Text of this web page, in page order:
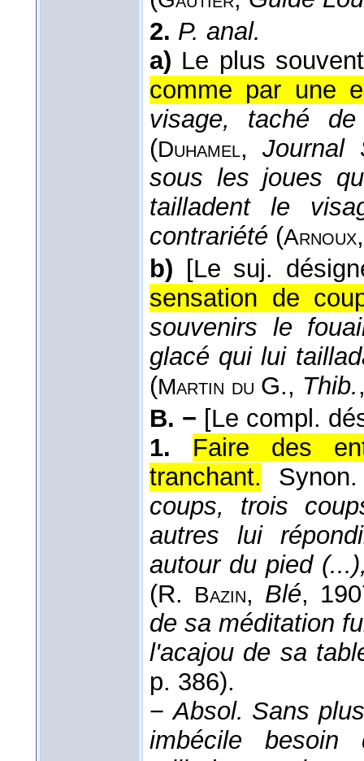
2. P. anal.
a) Le plus
comme par une
visage, taché
(Duhamel,Journal
sous les joues
tailladent le
contrariété (Arnoux
b) [Le suj.
sensation de
souvenirs le
glacé qui lui
(Martin du G., Thib.
B. − [Le compl.
1.
Faire des
tranchant.
coups, trois
autres lui
autour du pied
(R. Bazin, Blé,
de sa méditation
l'acajou de sa
p. 386).
−Absol. Sans
imbécile